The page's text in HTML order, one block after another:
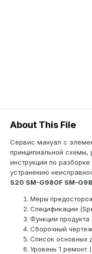
About This File
Сервис мануал c
принципиальной
инструкции по
устранению
S20 SM-G980F SM-
Меры
Спецификации
Функции
Сборочный
Список основных
Уровень 1 ремонт